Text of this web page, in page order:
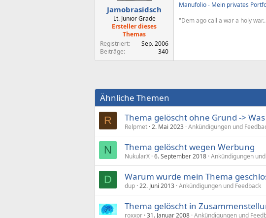
Jamobrasidsch
Lt. Junior Grade
Ersteller dieses
Themas
Registriert
Sep. 2006
Beiträge
340
Manufolio - Mein privates
"Dem ago call a war a holy
Ähnliche Themen
R Thema gelöscht ohne Grund ->
Relpmet 2. Mai 2023 Ankündigungen und
N Thema gelöscht wegen Werbung
NukularX 6. September 2018 Ankündigungen
D Warum wurde mein Thema
dup 22. Juni 2013 Ankündigungen und Feedback
Thema gelöscht in
roxxor 31. Januar 2008 Ankündigungen und